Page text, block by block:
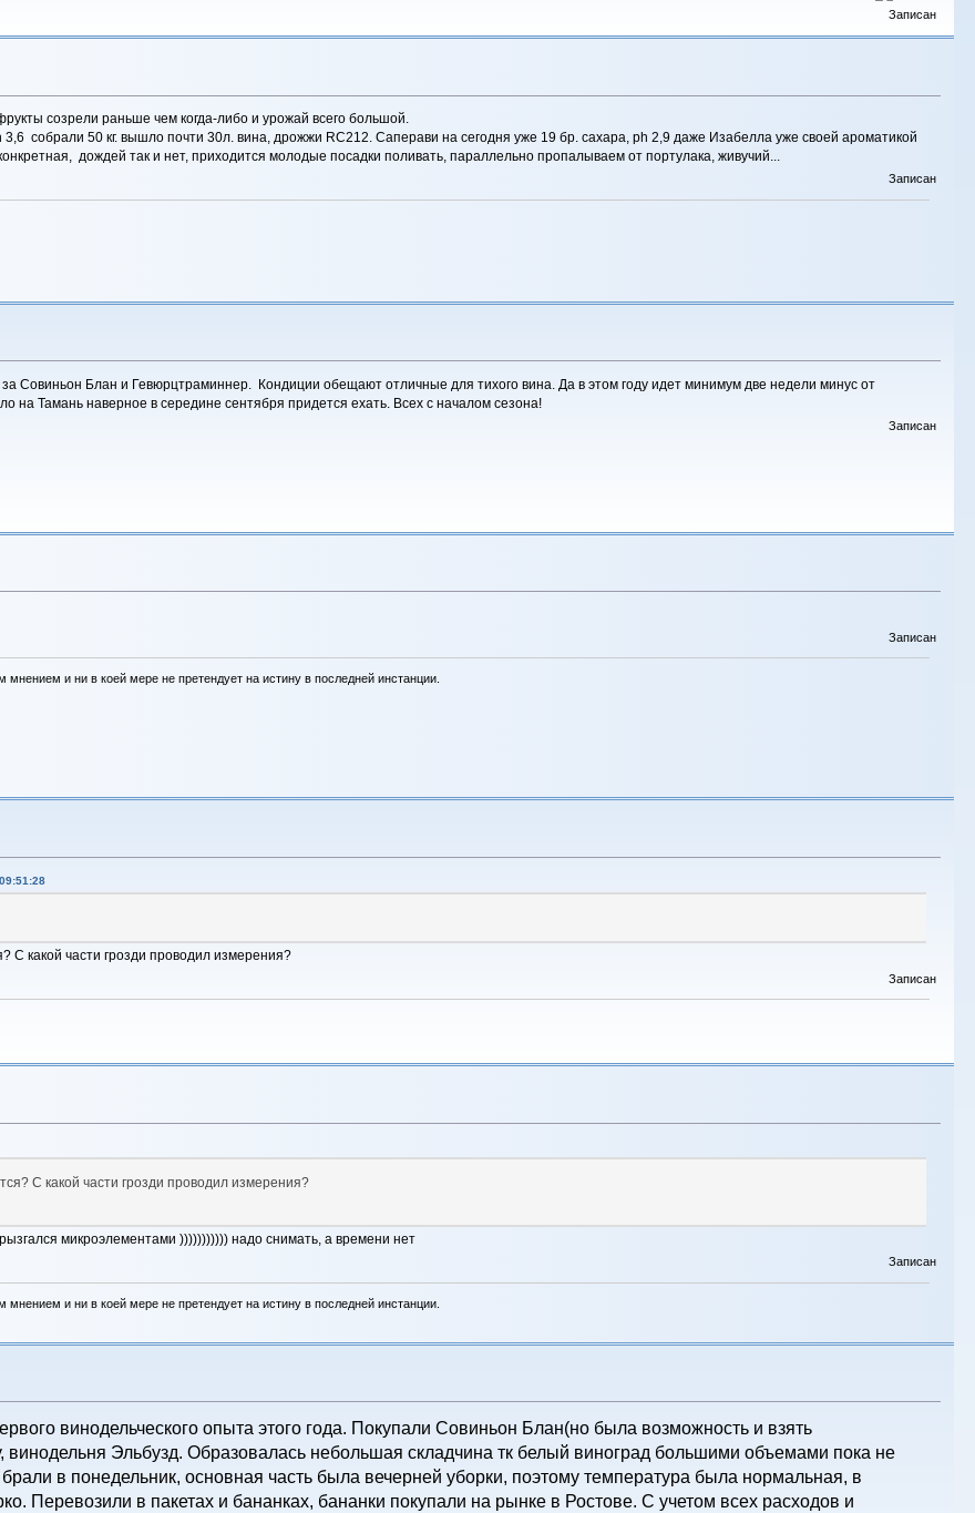
Записан
созрели раньше чем когда-либо и урожай всего большой.
3,6 собрали 50 кг. вышло почти 30л. вина, дрожжи RC212. Саперави на сегодня уже 19 бр. сахара, ph 2,9 даже Изабелла уже своей ароматикой
дождей так и нет, приходится молодые посадки поливать, параллельно пропалываем от портулака, живучий...
Записан
за Совиньон Блан и Гевюрцтраминнер. Кондиции обещают отличные для тихого вина. Да в этом году идет минимум две недели минус от
на Тамань наверное в середине сентября придется ехать. Всех с началом сезона!
Записан
Записан
и ни в коей мере не претендует на истину в последней инстанции.
С какой части грозди проводил измерения?
Записан
С какой части грозди проводил измерения?
микроэлементами ))))))))))) надо снимать, а времени нет
Записан
и ни в коей мере не претендует на истину в последней инстанции.
винодельческого опыта этого года. Покупали Совиньон Блан(но была возможность и взять
Эльбузд. Образовалась небольшая складчина тк белый виноград большими объемами пока не
в понедельник, основная часть была вечерней уборки, поэтому температура была нормальная, в
Перевозили в пакетах и бананках, бананки покупали на рынке в Ростове. С учетом всех расходов и